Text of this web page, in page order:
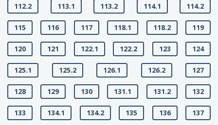
112.2 113.1 113.2 114.1 114.2
115 116 117 118.1 118.2 119
120 121 122.1 122.2 123 124
125.1 125.2 126.1 126.2 127
128 129 130 131.1 131.2 132
133 134.1 134.2 135 136 137